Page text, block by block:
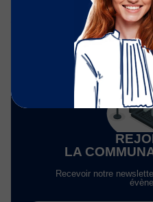
LA
Recevoir notre